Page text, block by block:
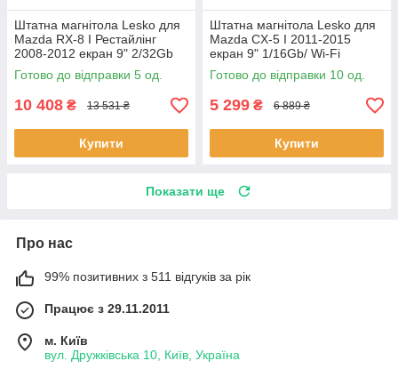
Штатна магнітола Lesko для
Mazda RX-8 I Рестайлінг
2008-2012 екран 9" 2/32Gb
4G Wi-Fi GPS Top 5 шт.
Готово до відправки 5 од.
10 408 ₴ 13 531 ₴
Купити
Штатна магнітола Lesko для
Mazda CX-5 I 2011-2015
екран 9" 1/16Gb/ Wi-Fi
Optima GPS Android Мазда
10 шт.
Готово до відправки 10 од.
5 299 ₴ 6 889 ₴
Купити
Показати ще
Про нас
99% позитивних з 511 відгуків за рік
Працює з 29.11.2011
м. Київ
вул. Дружківська 10, Київ, Україна